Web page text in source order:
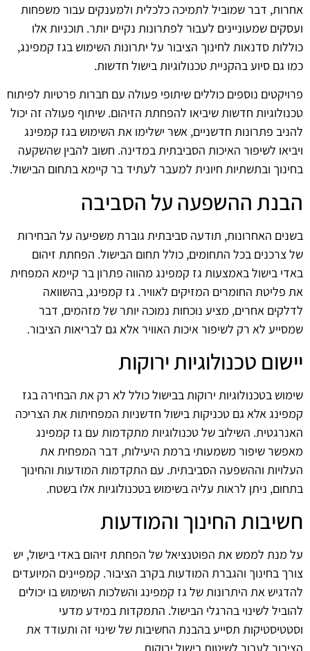
אחרות, דבר שמוביל לתמיכה כלכלית ולמענקים עבור משפחות
ועסקים שמעוניינים לעבור לפתרונות נקיים יותר. תוכניות אלו
כוללות סדנאות לחינוך הציבור על יתרונות השימוש בגז קמפינג,
כמו גם סיוע בהקניית טכנולוגיות בישול חדשות.
פרויקטים נוספים כוללים שיתופי פעולה עם חברות פרטיות לפיתוח
טכנולוגיות חדשות שיביאו להפחתת הזיהום. שיתוף פעולה זה יכול
להניב פתרונות חדשניים, אשר ישלימו את השימוש בגז קמפינג
ויביאו לשיפור האיכות הסביבתית במדינה. חשוב להבין שהשקעה
בחינוך ובתשתיות חיונית למעבר לעתיד בר קיימא בתחום הבישול.
הבנת ההשפעה על הסביבה
בשנים האחרונות, תודעה סביבתית גוברת משפיעה על הבחירות
של צרכנים בכל התחומים, כולל תחום הבישול. הפחתת זיהום
באדי בישול באמצעות גז קמפינג מהווה פתרון בר קיימא המפחית
את פליטת החומרים המזיקים לאוויר. גז קמפינג, בהשוואה
לדלקים אחרים, מציע נוכחות נמוכה יותר של מזהמים, דבר
שמסייע לא רק לשיפור איכות האוויר אלא גם לבריאות הציבור.
יישום טכנולוגיות ירוקות
שימוש בטכנולוגיות ירוקות בבישול כולל לא רק את הבחירה בגז
קמפינג אלא גם טכניקות בישול חדשניות המפחיתות את הצריכה
האנרגטית. השילוב של טכנולוגיות מתקדמות עם גז קמפינג
מאפשר שיפור משמעותי ברמת היעילות, דבר המפחית את
העלויות וההשפעה הסביבתית. עם התקדמות המודעות והחינוך
בתחום, ניתן לראות עליה בשימוש בטכנולוגיות אלו בשטח.
חשיבות החינוך והמודעות
על מנת לממש את הפוטנציאל של הפחתת זיהום באדי בישול, יש
צורך בחינוך והגברת המודעות בקרב הציבור. קמפיינים המיועדים
להדגיש את היתרונות של גז קמפינג והשלכות השימוש בו יכולים
להוביל לשינוי בהרגלי הבישול. התמקדות במידע מדעי
וסטטיסטיקות תסייע בהבנת החשיבות של שינוי זה ותעודד את